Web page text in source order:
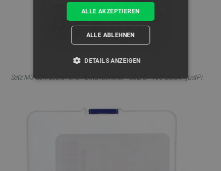
Satz M3-Schrauben und Abstandshalter - Satz B - 100 Stück. - justPi.
ALLE AKZEPTIEREN
ALLE ABLEHNEN
DETAILS ANZEIGEN